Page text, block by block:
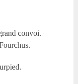
convoi.